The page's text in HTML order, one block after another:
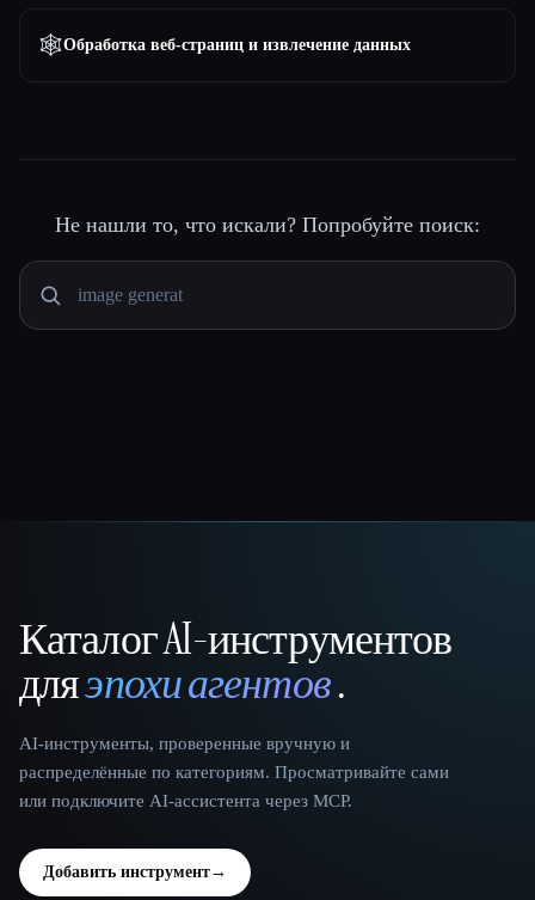
🕸️Обработка веб-страниц и извлечение данных
Не нашли то, что искали? Попробуйте поиск:
That AI Collection
Каталог AI-инструментов
дляэпохи агентов.
AI-инструменты, проверенные вручную и
распределённые по категориям. Просматривайте сами
или подключите AI-ассистента через MCP.
Добавить инструмент→